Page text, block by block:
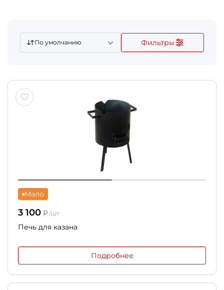
По умолчанию Фильтры
Мало
3 100 ₽/шт
Печь для казана
Подробнее